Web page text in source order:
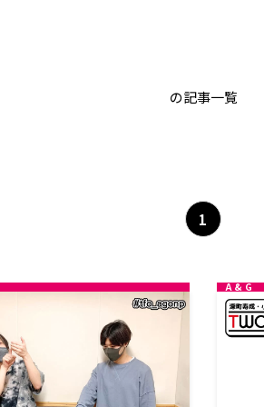
の記事一覧
1